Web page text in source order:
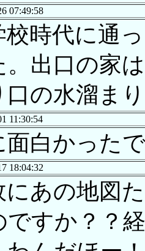
07:49:58
校時代に通
。出口の家
口の水溜ま
11:30:54
面白かった
18:04:32
にあの地図
ですか？？